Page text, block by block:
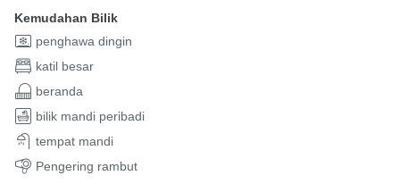
Kemudahan Bilik
penghawa dingin
katil besar
beranda
bilik mandi peribadi
tempat mandi
Pengering rambut